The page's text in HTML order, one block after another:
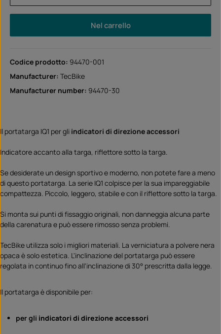
Nel carrello
Codice prodotto: 94470-001
Manufacturer: TecBike
Manufacturer number: 94470-30
Il portatarga IQ1 per gli indicatori di direzione accessori
Indicatore accanto alla targa, riflettore sotto la targa.
Se desiderate un design sportivo e moderno, non potete fare a meno
di questo portatarga. La serie IQ1 colpisce per la sua impareggiabile
compattezza. Piccolo, leggero, stabile e con il riflettore sotto la targa.
Si monta sui punti di fissaggio originali, non danneggia alcuna parte
della carenatura e può essere rimosso senza problemi.
TecBike utilizza solo i migliori materiali. La verniciatura a polvere nera
opaca è solo estetica. L'inclinazione del portatarga può essere
regolata in continuo fino all'inclinazione di 30° prescritta dalla legge.
Il portatarga è disponibile per:
per gli indicatori di direzione accessori